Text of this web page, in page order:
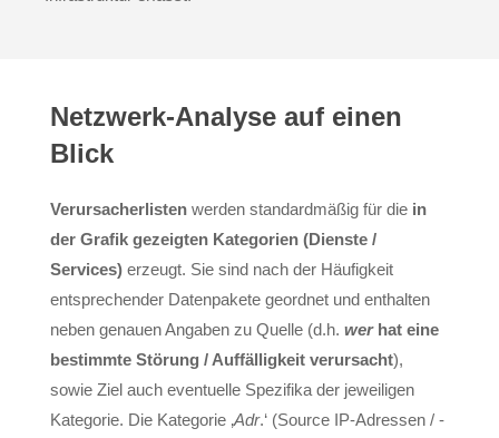
Netzwerk-Analyse auf einen
Blick
Verursacherlistenwerden standardmäßig für die in
der Grafik gezeigten Kategorien (Dienste /
Services)erzeugt. Sie sind nach der Häufigkeit
entsprechender Datenpakete geordnet und enthalten
neben genauen Angaben zu Quelle (d.h. werhat eine
bestimmte Störung / Auffälligkeit verursacht),
sowie Ziel auch eventuelle Spezifika der jeweiligen
Kategorie. Die Kategorie ‚Adr.‘ (Source IP-Adressen / -